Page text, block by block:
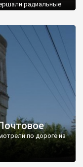
радиальные
по дороге из